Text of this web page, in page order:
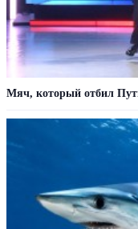
Мяч, который отбил